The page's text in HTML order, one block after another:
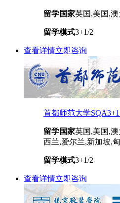
留学国家英国,美国,
留学模式3+1/2
查看详情立即咨询
首都师范大学
留学国家英国,美国,
西兰,爱尔兰,新加坡,
留学模式3+1/2
查看详情立即咨询